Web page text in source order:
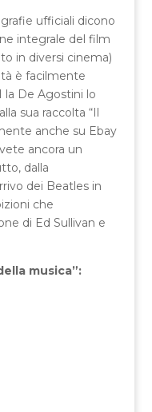
ufficiali dicono
integrale del film
in diversi cinema)
è facilmente
la De Agostini lo
sua raccolta “Il
anche su Ebay
ancora un
dalla
dei Beatles in
che
di Ed Sullivan e
musica”: